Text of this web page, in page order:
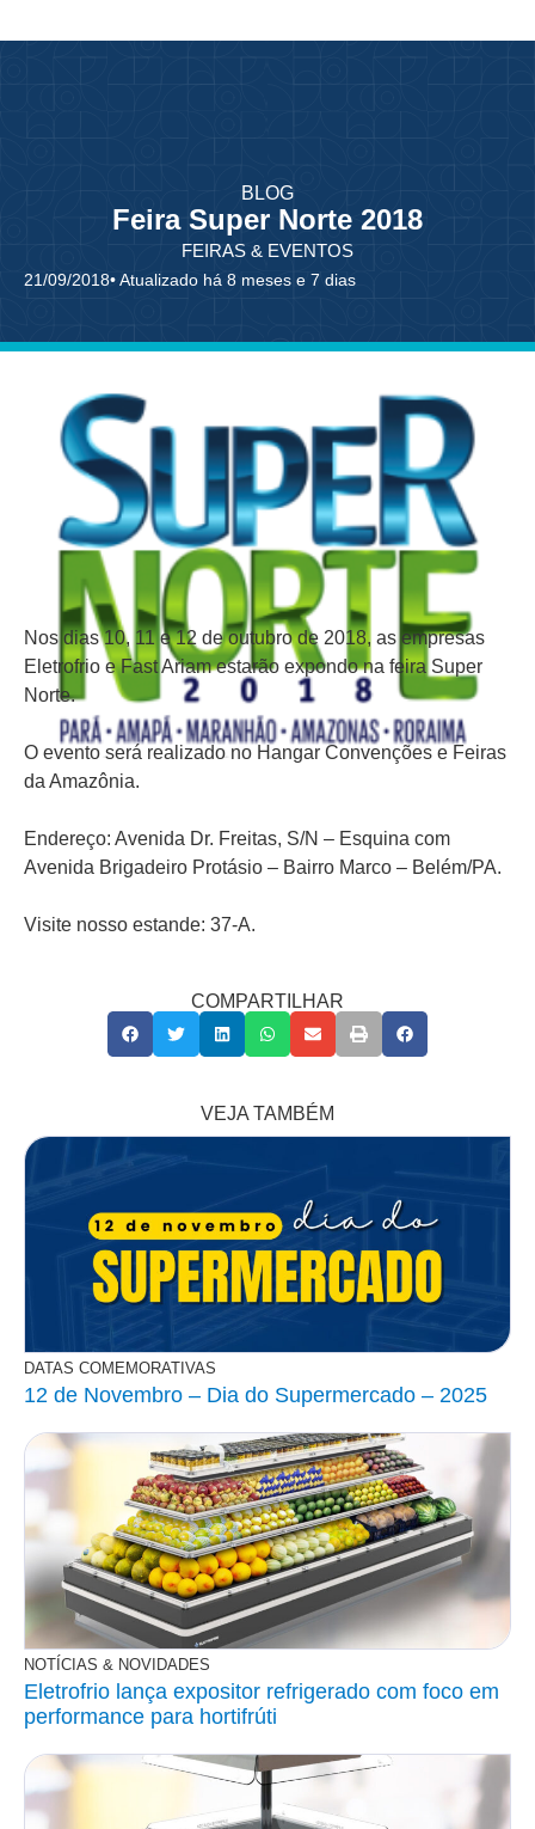
BLOG
Feira Super Norte 2018
FEIRAS & EVENTOS
21/09/2018• Atualizado há 8 meses e 7 dias
Nos dias 10, 11 e 12 de outubro de 2018, as empresas
Eletrofrio e Fast Ariam estarão expondo na feira Super
Norte.
O evento será realizado no Hangar Convenções e Feiras
da Amazônia.
Endereço: Avenida Dr. Freitas, S/N – Esquina com
Avenida Brigadeiro Protásio – Bairro Marco – Belém/PA.
Visite nosso estande: 37-A.
COMPARTILHAR
VEJA TAMBÉM
DATAS COMEMORATIVAS
12 de Novembro – Dia do Supermercado – 2025
NOTÍCIAS & NOVIDADES
Eletrofrio lança expositor refrigerado com foco em
performance para hortifrúti